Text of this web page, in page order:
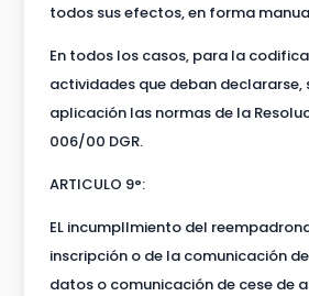
todos sus efectos, en forma
En todos los casos, para la
actividades que deban declararse,
aplicación las normas de la
006/00 DGR.
ARTICULO 9°:
EL incumplImiento del
inscripción o de la comunicación
datos o comunicación de cese de